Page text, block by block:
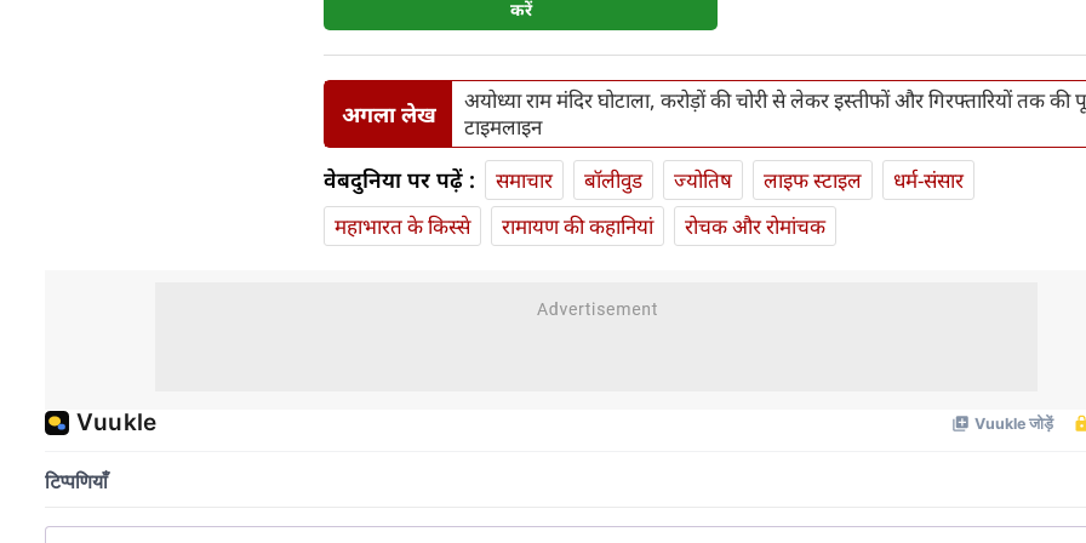
करें
अगला लेख
अयोध्या राम मंदिर घोटाला, करोड़ों की चोरी से लेकर इस्तीफों और गिरफ्तारियों तक की
टाइमलाइन
वेबदुनिया पर पढ़ें : समाचार बॉलीवुड ज्योतिष लाइफ स्‍टाइल
धर्म-संसार
महाभारत के किस्से
रामायण की कहानियां रोचक और रोमांचक